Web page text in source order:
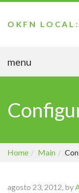
OKFN
menu
Home Main
agosto 23, 2012, by